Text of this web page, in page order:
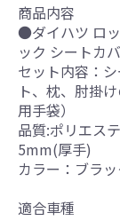
商品内容
●ダイハツ ロ
ック シートカ
セット内容：
ト、枕、肘掛
用手袋）
品質:ポリエス
5mm(厚手)
カラー：ブラッ
適合車種